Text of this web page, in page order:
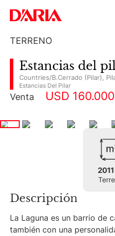
TERRENO
Estancias del
Countries/B.Cerrado (Pilar)
Estancias Del Pilar
Venta USD 160.000
2011
Descripción
La Laguna es un barrio de
también con una